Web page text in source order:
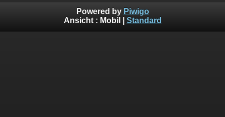
Powered by Piwigo
Ansicht : Mobil Standard